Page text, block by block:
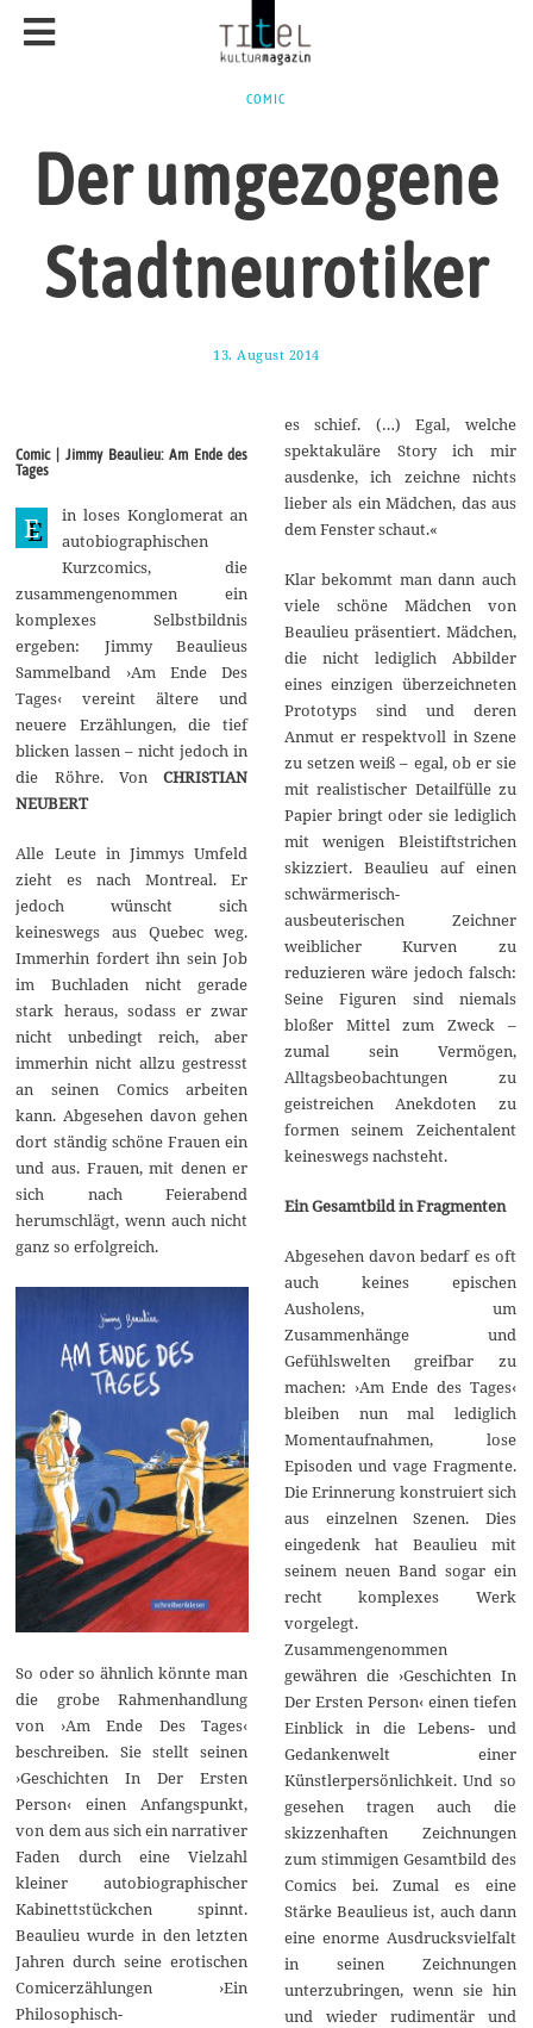
COMIC
Der umgezogene
Stadtneurotiker
13. August 2014
u
g
u
s
t
2
0
Comic | Jimmy Beaulieu: Am Ende des
Tages
E
in loses Konglomerat an
autobiographischen
Kurzcomics, die
zusammengenommen ein
komplexes Selbstbildnis
ergeben: Jimmy Beaulieus
Sammelband ›Am Ende Des
Tages‹ vereint ältere und
neuere Erzählungen, die tief
blicken lassen – nicht jedoch in
die Röhre. VonCHRISTIAN
NEUBERT
Alle Leute in Jimmys Umfeld
zieht es nach Montreal. Er
jedoch wünscht sich
keineswegs aus Quebec weg.
Immerhin fordert ihn sein Job
im Buchladen nicht gerade
stark heraus, sodass er zwar
nicht unbedingt reich, aber
immerhin nicht allzu gestresst
an seinen Comics arbeiten
kann. Abgesehen davon gehen
dort ständig schöne Frauen ein
und aus. Frauen, mit denen er
sich nach Feierabend
herumschlägt, wenn auch nicht
ganz so erfolgreich.
So oder so ähnlich könnte man
die grobe Rahmenhandlung
von ›Am Ende Des Tages‹
beschreiben. Sie stellt seinen
›Geschichten In Der Ersten
Person‹ einen Anfangspunkt,
von dem aus sich ein narrativer
Faden durch eine Vielzahl
kleiner autobiographischer
Kabinettstückchen spinnt.
Beaulieu wurde in den letzten
Jahren durch seine erotischen
Comicerzählungen ›Ein
Philosophisch-
es schief. (…) Egal, welche
spektakuläre Story ich mir
ausdenke, ich zeichne nichts
lieber als ein Mädchen, das aus
dem Fenster schaut.«
Klar bekommt man dann auch
viele schöne Mädchen von
Beaulieu präsentiert. Mädchen,
die nicht lediglich Abbilder
eines einzigen überzeichneten
Prototyps sind und deren
Anmut er respektvoll in Szene
zu setzen weiß – egal, ob er sie
mit realistischer Detailfülle zu
Papier bringt oder sie lediglich
mit wenigen Bleistiftstrichen
skizziert. Beaulieu auf einen
schwärmerisch-
ausbeuterischen Zeichner
weiblicher Kurven zu
reduzieren wäre jedoch falsch:
Seine Figuren sind niemals
bloßer Mittel zum Zweck –
zumal sein Vermögen,
Alltagsbeobachtungen zu
geistreichen Anekdoten zu
formen seinem Zeichentalent
keineswegs nachsteht.
Ein Gesamtbild in Fragmenten
Abgesehen davon bedarf es oft
auch keines epischen
Ausholens, um
Zusammenhänge und
Gefühlswelten greifbar zu
machen: ›Am Ende des Tages‹
bleiben nun mal lediglich
Momentaufnahmen, lose
Episoden und vage Fragmente.
Die Erinnerung konstruiert sich
aus einzelnen Szenen. Dies
eingedenk hat Beaulieu mit
seinem neuen Band sogar ein
recht komplexes Werk
vorgelegt.
Zusammengenommen
gewähren die ›Geschichten In
Der Ersten Person‹ einen tiefen
Einblick in die Lebens- und
Gedankenwelt einer
Künstlerpersönlichkeit. Und so
gesehen tragen auch die
skizzenhaften Zeichnungen
zum stimmigen Gesamtbild des
Comics bei. Zumal es eine
Stärke Beaulieus ist, auch dann
eine enorme Ausdrucksvielfalt
in seinen Zeichnungen
unterzubringen, wenn sie hin
und wieder rudimentär und